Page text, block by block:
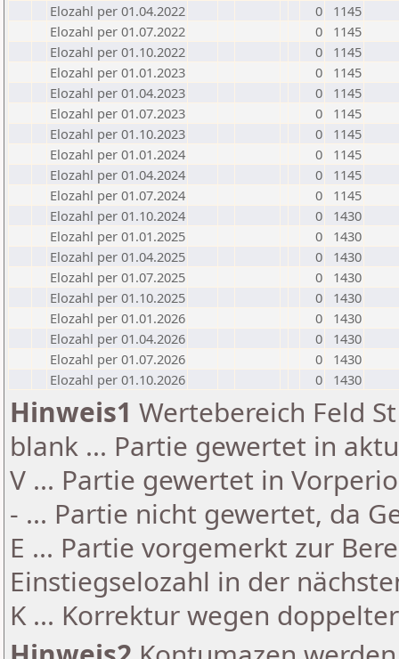
Elozahl per 01.04.2022
0
1145
Elozahl per 01.07.2022
0
1145
Elozahl per 01.10.2022
0
1145
Elozahl per 01.01.2023
0
1145
Elozahl per 01.04.2023
0
1145
Elozahl per 01.07.2023
0
1145
Elozahl per 01.10.2023
0
1145
Elozahl per 01.01.2024
0
1145
Elozahl per 01.04.2024
0
1145
Elozahl per 01.07.2024
0
1145
Elozahl per 01.10.2024
0
1430
Elozahl per 01.01.2025
0
1430
Elozahl per 01.04.2025
0
1430
Elozahl per 01.07.2025
0
1430
Elozahl per 01.10.2025
0
1430
Elozahl per 01.01.2026
0
1430
Elozahl per 01.04.2026
0
1430
Elozahl per 01.07.2026
0
1430
Elozahl per 01.10.2026
0 1430
Hinweis1 Wertebereich Feld
blank ... Partie gewertet in
V ... Partie gewertet in
- ... Partie nicht gewertet, da
E ... Partie vorgemerkt zur
Einstiegselozahl in der
K ... Korrektur wegen